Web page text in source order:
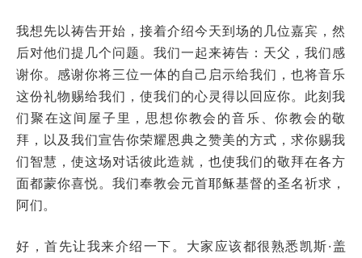
我想先以祷告开始，接着介绍今天到场的几位嘉宾，然
后对他们提几个问题。我们一起来祷告：天父，我们感
谢你。感谢你将三位一体的自己启示给我们，也将音乐
这份礼物赐给我们，使我们的心灵得以回应你。此刻我
们聚在这间屋子里，思想你教会的音乐、你教会的敬
拜，以及我们宣告你荣耀恩典之赞美的方式，求你赐我
们智慧，使这场对话彼此造就，也使我们的敬拜在各方
面都蒙你喜悦。我们奉教会元首耶稣基督的圣名祈求，
阿们。
好，首先让我来介绍一下。大家应该都很熟悉凯斯·盖